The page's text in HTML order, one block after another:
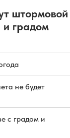
штормовой
и градом
не будет
с градом и